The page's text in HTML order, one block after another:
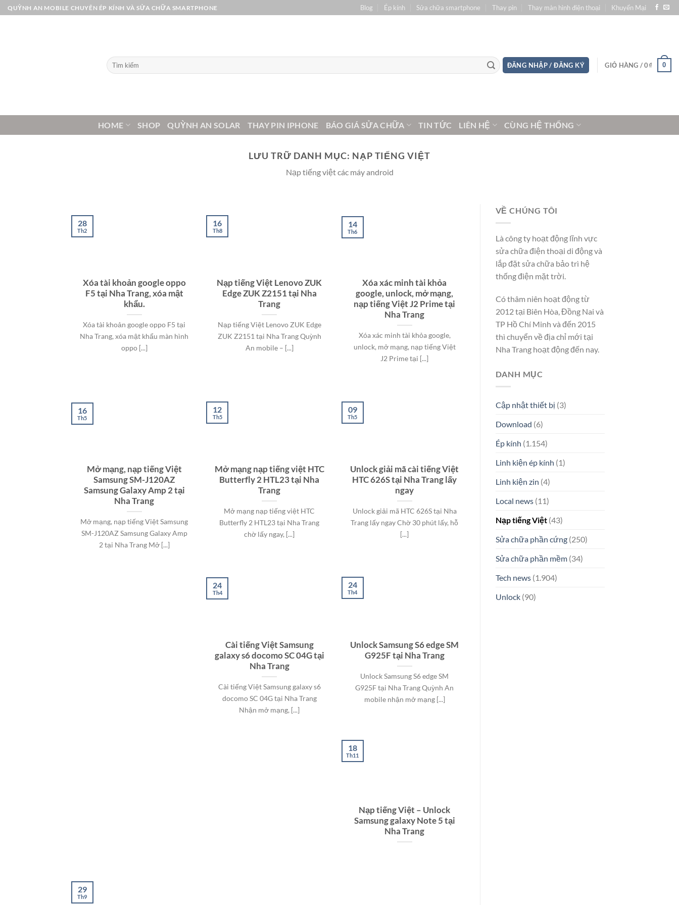
Bỏ
qua
QUỲNH AN MOBILE CHUYÊN ÉP KÍNH VÀ SỬA CHỮA SMARTPHONE Blog Ép kính Sửa chữa smartphone Thay pin Thay màn hình điện thoại Khuyến Mại
Tìm
kiếm:
ĐĂNG NHẬP / ĐĂNG KÝ GIỎ HÀNG /0₫ 0
HOME SHOP QUỲNH AN SOLAR THAY PIN IPHONE BÁO GIÁ SỬA CHỮA TIN TỨC LIÊN HỆ CÙNG HỆ THỐNG
LƯU TRỮ DANH MỤC: NẠP TIẾNG VIỆT
Nạp tiếng việt các máy android
Xóa tài khoản google oppo
F5 tại Nha Trang, xóa mật
khẩu.
Xóa tài khoản google oppo F5 tại
Nha Trang, xóa mật khẩu màn hình
oppo [...]
28
Th2
Nạp tiếng Việt Lenovo ZUK
Edge ZUK Z2151 tại Nha
Trang
Nạp tiếng Việt Lenovo ZUK Edge
ZUK Z2151 tại Nha Trang Quỳnh
An mobile – [...]
16
Th8
Xóa xác minh tài khỏa
google, unlock, mở mạng,
nạp tiếng Việt J2 Prime tại
Nha Trang
Xóa xác minh tài khỏa google,
unlock, mở mạng, nạp tiếng Việt
J2 Prime tại [...]
14
Th6
Mở mạng, nạp tiếng Việt
Samsung SM-J120AZ
Samsung Galaxy Amp 2 tại
Nha Trang
Mở mạng, nạp tiếng Việt Samsung
SM-J120AZ Samsung Galaxy Amp
2 tại Nha Trang Mở [...]
16
Th5
Mở mạng nạp tiếng việt HTC
Butterfly 2 HTL23 tại Nha
Trang
Mở mạng nạp tiếng việt HTC
Butterfly 2 HTL23 tại Nha Trang
chờ lấy ngay, [...]
12
Th5
Unlock giải mã cài tiếng Việt
HTC 626S tại Nha Trang lấy
ngay
Unlock giải mã HTC 626S tại Nha
Trang lấy ngay Chờ 30 phút lấy, hỗ
[...]
09
Th5
Cài tiếng Việt Samsung
galaxy s6 docomo SC 04G tại
Nha Trang
Cài tiếng Việt Samsung galaxy s6
docomo SC 04G tại Nha Trang
Nhận mở mạng, [...]
24
Th4
Unlock Samsung S6 edge SM
G925F tại Nha Trang
Unlock Samsung S6 edge SM
G925F tại Nha Trang Quỳnh An
mobile nhận mở mạng [...]
24
Th4
Nạp tiếng Việt – Unlock
Samsung galaxy Note 5 tại
Nha Trang
18
Th11
29
Th9
VỀ CHÚNG TÔI
Là công ty hoạt động lĩnh vực
sửa chữa điện thoại di động và
lắp đặt sửa chữa bảo trì hệ
thống điện mặt trời.
Có thâm niên hoạt động từ
2012 tại Biên Hòa, Đồng Nai và
TP Hồ Chí Minh và đến 2015
thì chuyển về địa chỉ mới tại
Nha Trang hoạt động đến nay.
DANH MỤC
Cập nhật thiết bị (3)
Download (6)
Ép kính (1.154)
Linh kiện ép kính (1)
Linh kiện zin (4)
Local news(11)
Nạp tiếng Việt(43)
Sửa chữa phần cứng(250)
Sửa chữa phần mềm(34)
Tech news(1.904)
Unlock(90)